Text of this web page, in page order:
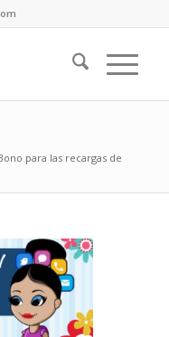
para las recargas de